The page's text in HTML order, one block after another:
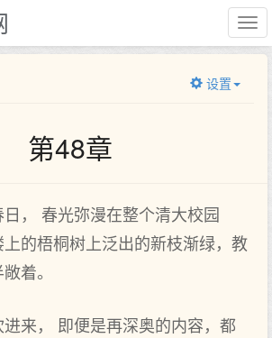
设置
第48章
日， 春光弥漫在整个清大校园
上的梧桐树上泛出的新枝渐绿，教
着。
进来， 即便是再深奥的内容，都